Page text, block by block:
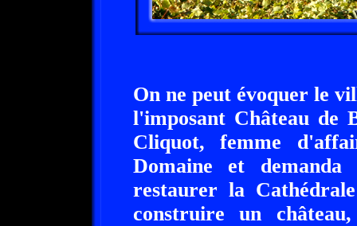
On ne peut évoquer le
l'imposant Château de
Cliquot, femme
Domaine et
restaurer la
construire un